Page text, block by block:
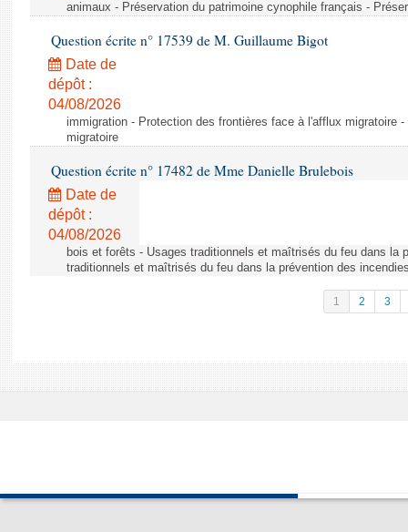
animaux - Préservation du patrimoine cynophile français -
Question écrite n° 17539 de M. Guillaume Bigot
Date de
dépôt :
04/08/2026
immigration - Protection des frontières face à l'afflux migratoire
migratoire
Question écrite n° 17482 de Mme Danielle Brulebois
Date de
dépôt :
04/08/2026
bois et forêts - Usages traditionnels et maîtrisés du feu dans la
traditionnels et maîtrisés du feu dans la prévention des
1 2 3